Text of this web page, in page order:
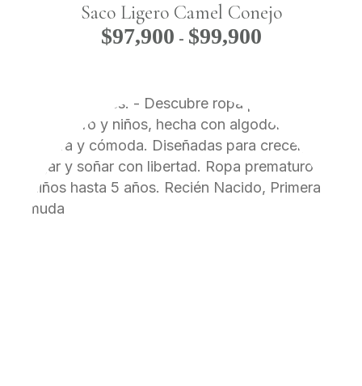
Saco Ligero Camel Conejo
$97,900 - $99,900Rango
hasta
$99,900